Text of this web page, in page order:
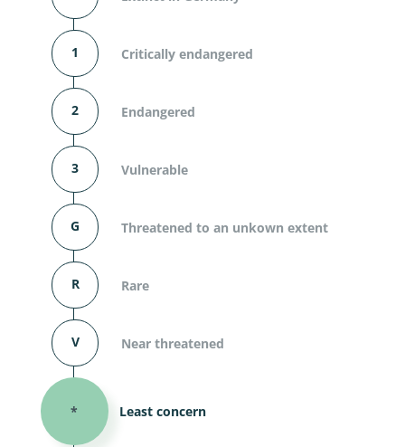
1 Critically endangered
2 Endangered
3 Vulnerable
G Threatened to an unkown extent
R Rare
V Near threatened
* Least concern